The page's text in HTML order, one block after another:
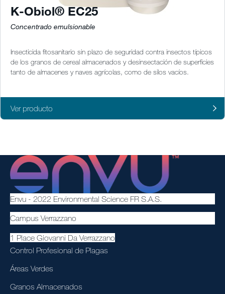
K-Obiol® EC25
Concentrado emulsionable
Insecticida fitosanitario sin plazo de seguridad contra insectos típicos
de los granos de cereal almacenados y desinsectación de superficies
tanto de almacenes y naves agrícolas, como de silos vacíos.
Ver producto
Envu - 2022 Environmental Science FR S.A.S.
Campus Verrazzano
1 Place Giovanni Da Verrazzano
Control Profesional de Plagas
Áreas Verdes
Granos Almacenados